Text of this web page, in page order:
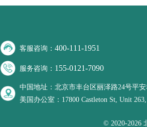
客服咨询：400-111-1951
服务咨询： 155-0121-7090
中国地址：北京市丰台区丽泽路24号平
美国办公室：17800 Castleton St, Unit
© 2020-